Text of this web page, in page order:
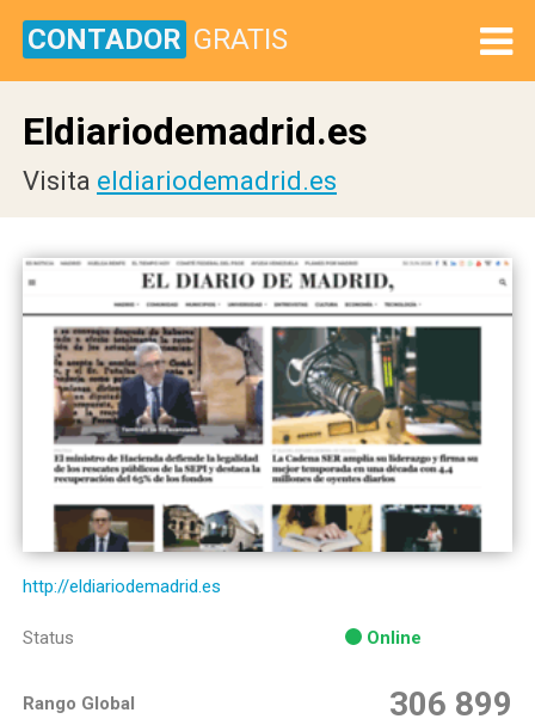
CONTADOR GRATIS
Eldiariodemadrid.es
Visita eldiariodemadrid.es
http://eldiariodemadrid.es
Status Online
Rango Global 306 899